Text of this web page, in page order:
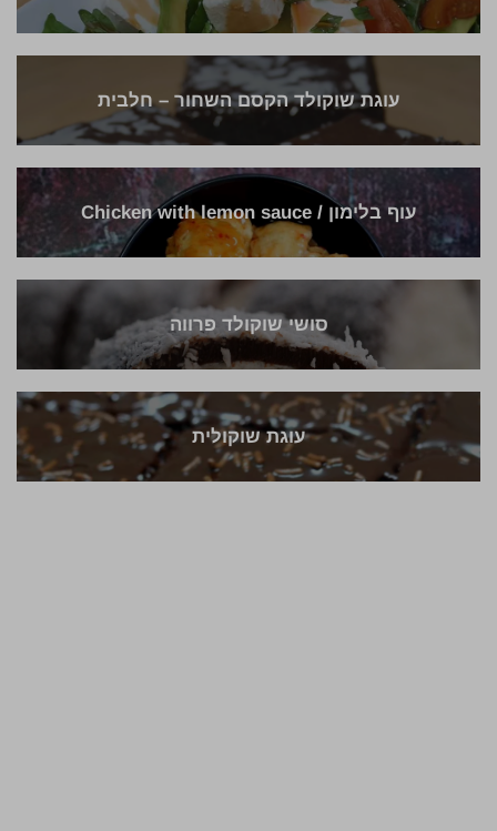
עוגת שוקולד הקסם השחור – חלבית
עוף בלימון / Chicken with lemon sauce
סושי שוקולד פרווה
עוגת שוקולית